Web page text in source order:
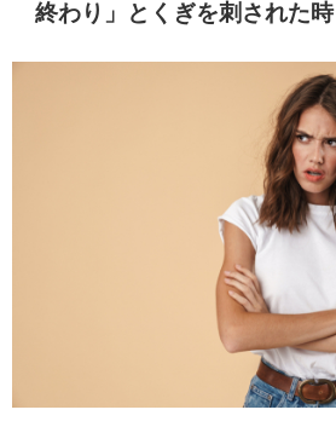
終わり」とくぎを刺された時